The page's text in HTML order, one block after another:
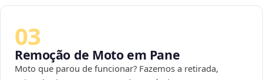
03
Remoção de Moto em Pane
Moto que parou de funcionar? Fazemos a retirada,